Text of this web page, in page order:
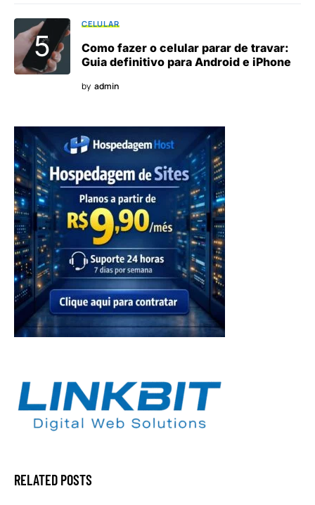
CELULAR
Como fazer o celular parar de travar:
Guia definitivo para Android e iPhone
by admin
RELATED POSTS